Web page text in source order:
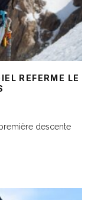
REFERME LE
descente